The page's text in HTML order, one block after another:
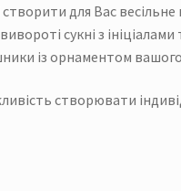
для Вас
сукні з
із орнаментом
створювати